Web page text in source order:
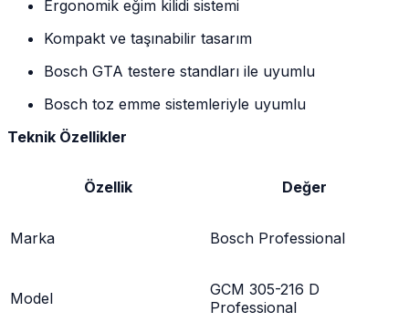
Ergonomik eğim kilidi sistemi
Kompakt ve taşınabilir tasarım
Bosch GTA testere standları ile uyumlu
Bosch toz emme sistemleriyle uyumlu
Teknik Özellikler
Özellik Değer
Marka Bosch Professional
Model
GCM 305-216 D
Professional